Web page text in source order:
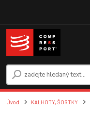
Úvod KALHOTY, ŠORTKY